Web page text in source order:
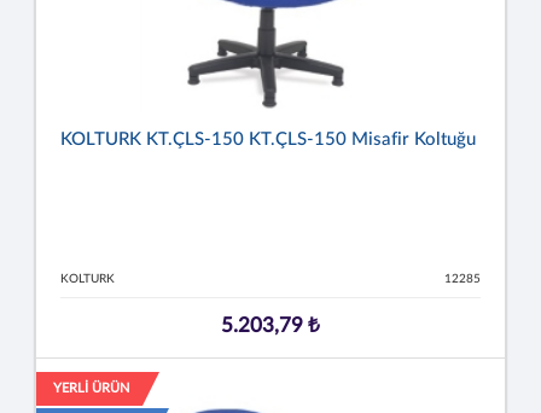
KOLTURK KT.ÇLS-150 KT.ÇLS-150 Misafir Koltuğu
KOLTURK 12285
5.203,79 ₺
YERLİ ÜRÜN